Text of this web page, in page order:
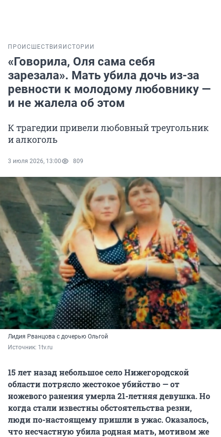
ПРОИСШЕСТВИЯ ИСТОРИИ
«Говорила, Оля сама себя
зарезала». Мать убила дочь из-за
ревности к молодому любовнику —
и не жалела об этом
К трагедии привели любовный треугольник
и алкоголь
3 июля 2026, 13:00 809
Лидия Рванцова с дочерью Ольгой
Источник: 1tv.ru
15 лет назад небольшое село Нижегородской
области потрясло жестокое убийство — от
ножевого ранения умерла 21-летняя девушка. Но
когда стали известны обстоятельства резни,
люди по-настоящему пришли в ужас. Оказалось,
что несчастную убила родная мать, мотивом же